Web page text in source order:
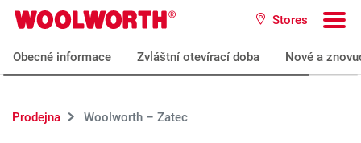
Přeskočit na hlavní obsah
Woolworth GmbH Stores
Obecné informace Zvláštní otevírací doba Nové a
Prodejna Woolworth – Zatec